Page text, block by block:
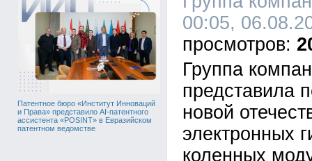
Патентное бюро «Институт Инноваций
и Права» представило AI-патентного
ассистента «POSINT» в Евразийском
патентном ведомстве
00:05,
Группа
представила
новой
электронных
коленных